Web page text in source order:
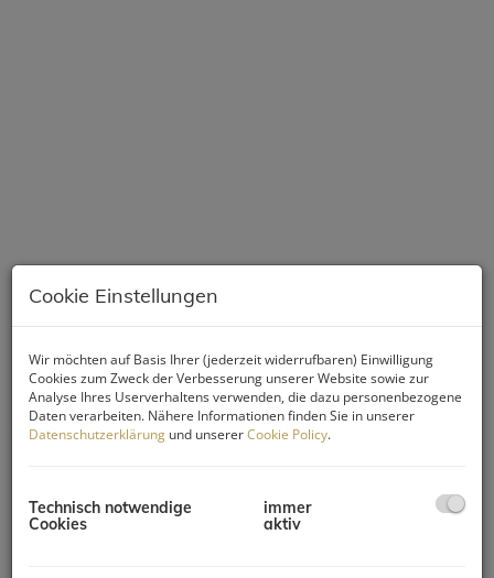
Beschreibung
Über den Dächern von Wiener Neudorf erwartet Sie eine
Zimmern, einem sonnigen Balkon und einer privaten
Dachterrasse von ca. 48 m².
Cookie Einstellungen
Wir möchten auf Basis Ihrer (jederzeit widerrufbaren) Einwilligung
Cookies zum Zweck der Verbesserung unserer Website sowie zur
Analyse Ihres Userverhaltens verwenden, die dazu personenbezogene
Daten verarbeiten. Nähere Informationen finden Sie in unserer
Datenschutzerklärung und unsererCookie Policy.
Technisch notwendige
Cookies
immer
aktiv